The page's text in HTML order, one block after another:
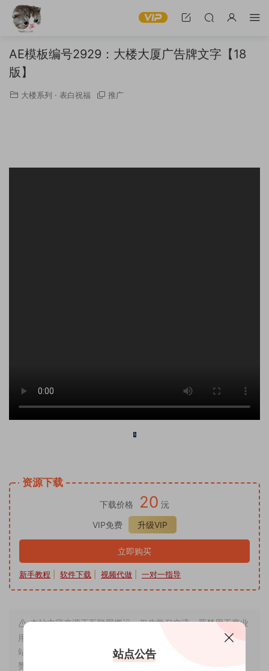
AE模板编号2929：大楼大厦广告牌文字【18
版】
大楼系列 · 表白祝福 推广
资源下载
下载价格 20 沅
VIP免费
升级VIP
立即购买
新手教程 软件下载 视频代做 一对一指导
本站内容来源于互联网搬运，仅作学习交流，严禁用于商业
用途，若因非法使用引起的纠纷一切后果由使用者承担，与本
站无关，所收取的费用是用来维系站点运营，性质为买家友情
赞助和打赏，下单购买者即默认为同意本申明
站点公告